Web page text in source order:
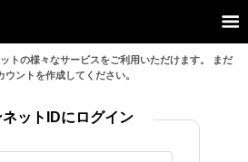
トの様々なサービスをご利用いただけます。 まだ
ウントを作成してください。
ットIDにログイン